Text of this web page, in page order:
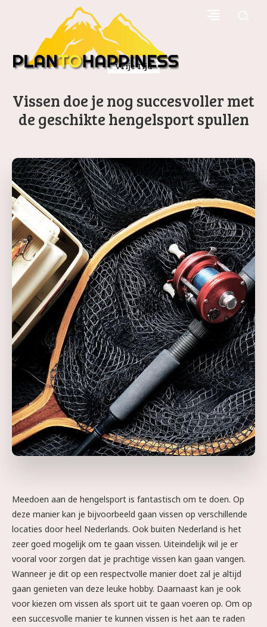
Vrije Tijd
Vissen doe je nog succesvoller met
de geschikte hengelsport spullen
Meedoen aan de hengelsport is fantastisch om te doen. Op
deze manier kan je bijvoorbeeld gaan vissen op verschillende
locaties door heel Nederlands. Ook buiten Nederland is het
zeer goed mogelijk om te gaan vissen. Uiteindelijk wil je er
vooral voor zorgen dat je prachtige vissen kan gaan vangen.
Wanneer je dit op een respectvolle manier doet zal je altijd
gaan genieten van deze leuke hobby. Daarnaast kan je ook
voor kiezen om vissen als sport uit te gaan voeren op. Om op
een succesvolle manier te kunnen vissen is het aan te raden